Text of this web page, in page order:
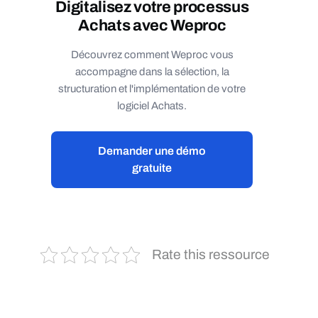
éditeurs. Demandez une démo gratuite pour
découvrir comment Weproc peut sécuriser
Digitalisez votre processus
Achats avec Weproc
Découvrez comment Weproc vous
accompagne dans la sélection, la
structuration et l'implémentation de votre
logiciel Achats.
Demander une démo
gratuite
Rate this ressource